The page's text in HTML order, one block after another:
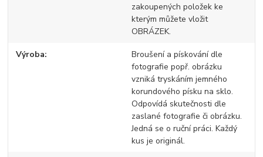
zakoupených položek ke
kterým můžete vložit
OBRÁZEK.
Výroba
Broušení a pískování dle
fotografie popř. obrázku
vzniká tryskáním jemného
korundového písku na sklo.
Odpovídá skutečnosti dle
zaslané fotografie či obrázku.
Jedná se o ruční práci. Každý
kus je originál.